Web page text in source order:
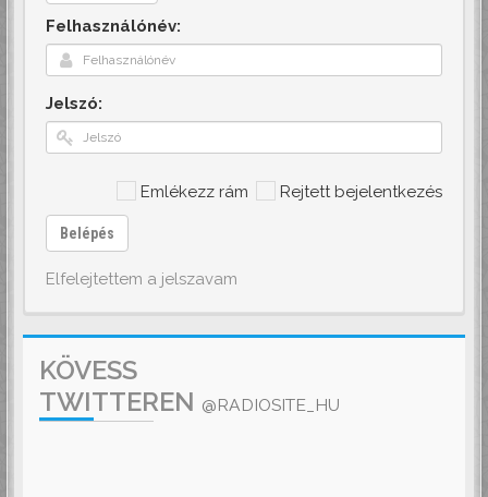
Felhasználónév:
Jelszó:
Emlékezz rám Rejtett bejelentkezés
Belépés
Elfelejtettem a jelszavam
KÖVESS
TWITTEREN @RADIOSITE_HU